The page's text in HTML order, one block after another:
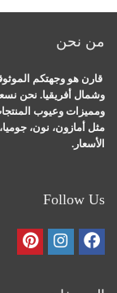
من نحن
قارن هو وجهتكم
وشمال أفريقيا. نحن
ومميزات وعيوب
مثل أمازون، نون،
الأسعار.
Follow Us